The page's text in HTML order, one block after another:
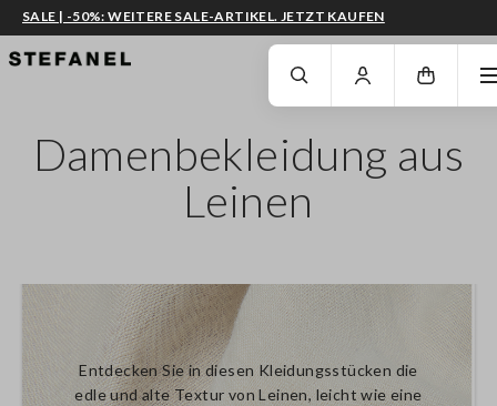
ZUM HAUPTINHALT SPRINGEN GEHEN SIE ZUM ENDE DER SEITE
SALE | -50%: WEITERE SALE-ARTIKEL. JETZT KAUFEN
Damenbekleidung aus
Leinen
Entdecken Sie in diesen Kleidungsstücken die
edle und alte Textur von Leinen, leicht wie eine